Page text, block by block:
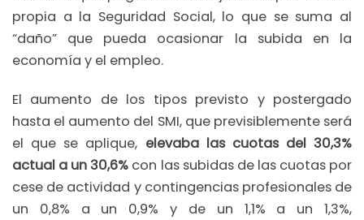
propia a la Seguridad Social, lo que se suma al
“daño” que pueda ocasionar la subida en la
economía y el empleo.
El aumento de los tipos previsto y postergado
hasta el aumento del SMI, que previsiblemente será
el que se aplique, elevaba las cuotas del 30,3%
actual a un 30,6% con las subidas de las cuotas por
cese de actividad y contingencias profesionales de
un 0,8% a un 0,9% y de un 1,1% a un 1,3%,